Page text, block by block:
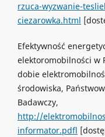
rzuca-wyzwanie-
ciezarowka.html
Efektywność
elektoromobilności w
dobie
środowiska,
Badawczy,
http://
informator.pdfl